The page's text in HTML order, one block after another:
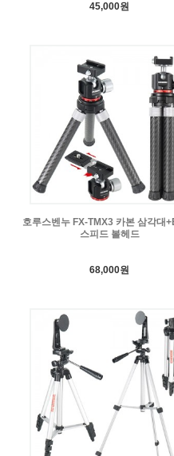
45,000원
호루스벤누 FX-TMX3 카본 삼각대
스피드 볼헤드
68,000원